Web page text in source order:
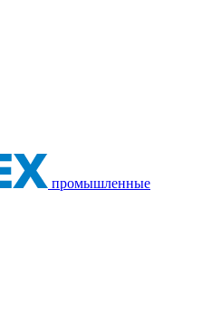
промышленные